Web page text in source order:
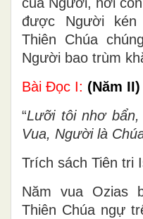
được Người
Thiên Chúa
Người bao trùm
Bài Ðọc I: (Năm II)
“Lưỡi tôi nhơ
Vua, Người là
Trích sách Tiên tri
Năm vua Ozias
Thiên Chúa ngự